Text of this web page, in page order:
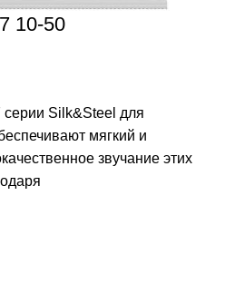
10-50
Silk&Steel для
мягкий и
звучание этих